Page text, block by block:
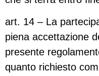
art. 14 – La
piena accettazione
presente
quanto richiesto